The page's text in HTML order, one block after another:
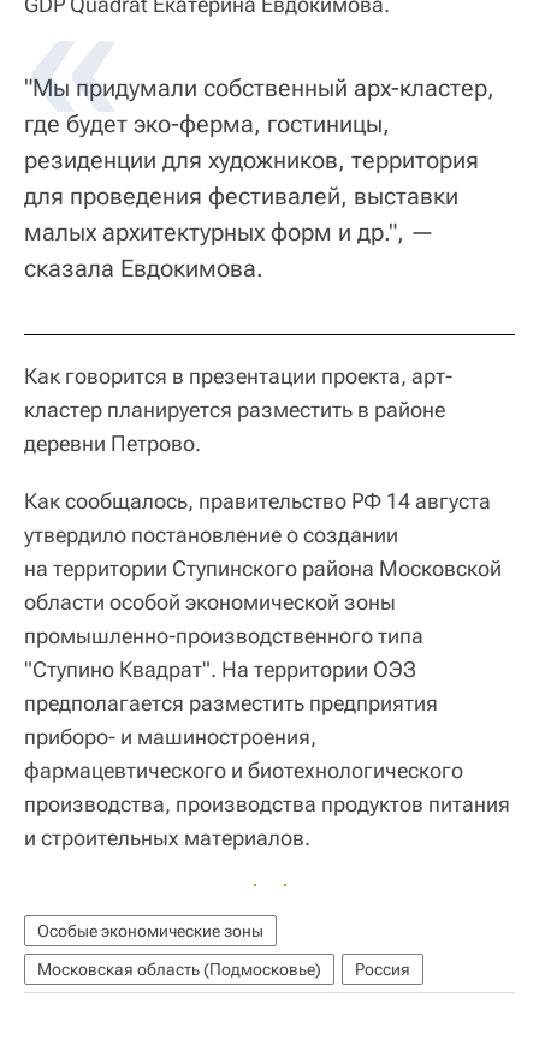
"Мы придумали собственный арх-кластер,
где будет эко-ферма, гостиницы,
резиденции для художников, территория
для проведения фестивалей, выставки
малых архитектурных форм и др.", —
сказала Евдокимова.
Как говорится в презентации проекта, арт-
кластер планируется разместить в районе
деревни Петрово.
Как сообщалось, правительство РФ 14 августа
утвердило постановление о создании
на территории Ступинского района Московской
области особой экономической зоны
промышленно-производственного типа
"Ступино Квадрат". На территории ОЭЗ
предполагается разместить предприятия
приборо- и машиностроения,
фармацевтического и биотехнологического
производства, производства продуктов питания
и строительных материалов.
Особые экономические зоны
Московская область (Подмосковье)
Россия